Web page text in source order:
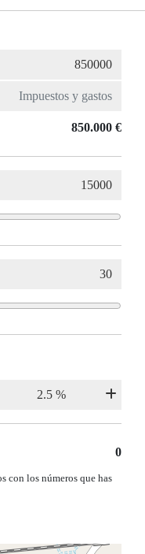
850.000 €
0
con los números que has